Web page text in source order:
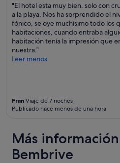
"El hotel esta muy bien, solo con
a la playa. Nos ha sorprendido el
fónico, se oye muchísimo todo los
habitaciones, cuando entraba
habitación tenía la impresión que
nuestra."
Leer menos
Fran Viaje de 7 noches
Publicado hace menos de una hora
Más
Bembrive